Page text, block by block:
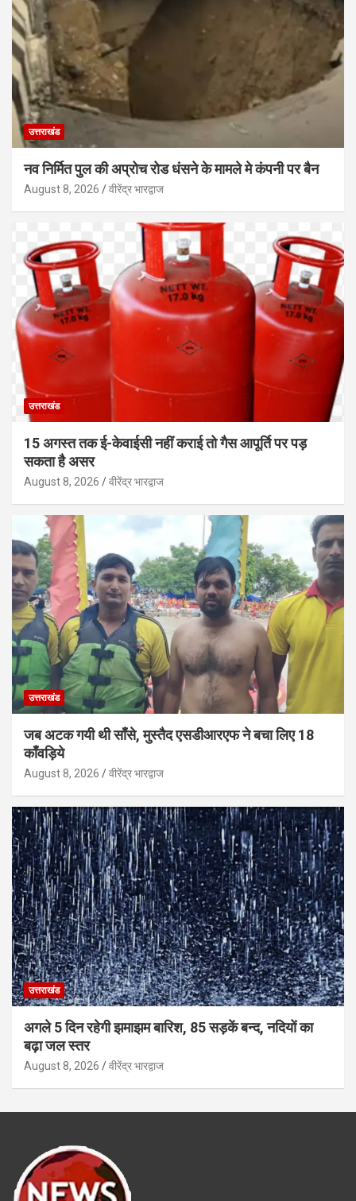
उत्तराखंड
नव निर्मित पुल की अप्रोच रोड धंसने के मामले मे कंपनी पर बैन
August 8, 2026 वीरेंद्र भारद्वाज
उत्तराखंड
15 अगस्त तक ई-केवाईसी नहीं कराई तो गैस आपूर्ति पर पड़
सकता है असर
August 8, 2026 वीरेंद्र भारद्वाज
उत्तराखंड
जब अटक गयी थी साँसे, मुस्तैद एसडीआरएफ ने बचा लिए 18
काँवड़िये
August 8, 2026 वीरेंद्र भारद्वाज
उत्तराखंड
अगले 5 दिन रहेगी झमाझम बारिश, 85 सड़कें बन्द, नदियों का
बढ़ा जल स्तर
August 8, 2026 वीरेंद्र भारद्वाज